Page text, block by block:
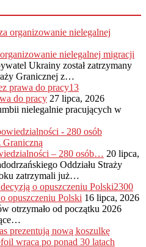
nielegalnej migracji
Ukrainy został zatrzymany
Granicznej z…
13
do pracy 27 lipca, 2026
nielegalnie pracujących w
– 280 osób… 20 lipca,
Oddziału Straży
zatrzymali już…
2300
opuszczeniu Polski 16 lipca, 2026
otrzymało od początku 2026